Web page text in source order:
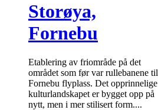
Storøya,
Fornebu
Etablering av friområde på det
området som før var rullebanene til
Fornebu flyplass. Det opprinnelige
kulturlandskapet er bygget opp på
nytt, men i mer stilisert form....